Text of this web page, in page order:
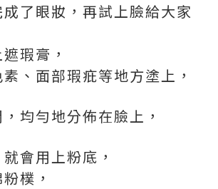
了眼妝，再試上臉給大家
瑕膏，
、面部瑕疪等地方塗上，
均勻地分佈在臉上，
會用上粉底，
樸，